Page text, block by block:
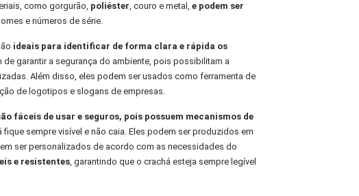
como gorgurão, poliéster, couro e metal, e podem ser
e números de série.
ideais para identificar de forma clara e rápida os
de garantir a segurança do ambiente, pois possibilitam a
Além disso, eles podem ser usados como ferramenta de
de logotipos e slogans de empresas.
fáceis de usar e seguros, pois possuem mecanismos de
sempre visível e não caia. Eles podem ser produzidos em
ser personalizados de acordo com as necessidades do
e resistentes, garantindo que o crachá esteja sempre legível